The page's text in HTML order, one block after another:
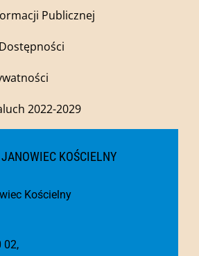
Publicznej
2022-2029
KOŚCIELNY
Kościelny
02,